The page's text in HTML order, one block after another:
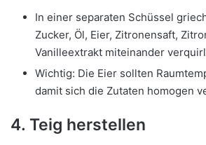
In einer separaten Schüssel
Zucker, Öl, Eier, Zitronensaft,
Vanilleextrakt miteinander
Wichtig: Die Eier sollten
damit sich die Zutaten homogen
4. Teig herstellen